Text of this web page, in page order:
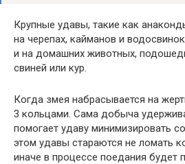
Крупные удавы, такие как
на черепах, кайманов и
и на домашних животных,
свиней или кур.
Когда змея набрасывается на
3 кольцами. Сама добыча
помогает удаву минимизировать
этом удавы стараются не ломать
иначе в процессе поедания будет